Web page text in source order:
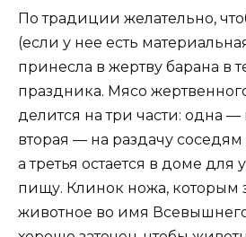
По традиции желательно,
(если у нее есть
принесла в жертву барана в
праздника. Мясо
делится на три части: одна
вторая — на раздачу
а третья остается в доме для
пищу. Клинок ножа, которым
животное во имя